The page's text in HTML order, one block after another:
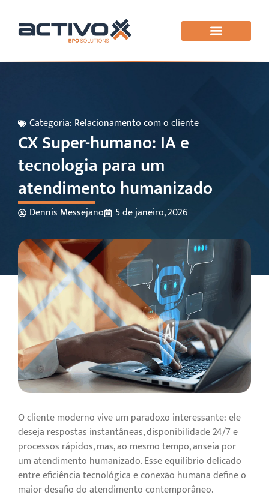
Categoria: Relacionamento com o cliente
CX Super-humano: IA e
tecnologia para um
atendimento humanizado
Dennis Messejano 5 de janeiro, 2026
O cliente moderno vive um paradoxo interessante: ele
deseja respostas instantâneas, disponibilidade 24/7 e
processos rápidos, mas, ao mesmo tempo, anseia por
um atendimento humanizado. Esse equilíbrio delicado
entre eficiência tecnológica e conexão humana define o
maior desafio do atendimento contemporâneo.